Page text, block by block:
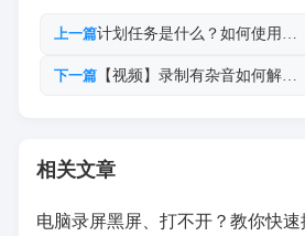
上一篇计划任务是什么？如何使用…
下一篇【视频】录制有杂音如何解…
相关文章
电脑录屏黑屏、打不开？教你快